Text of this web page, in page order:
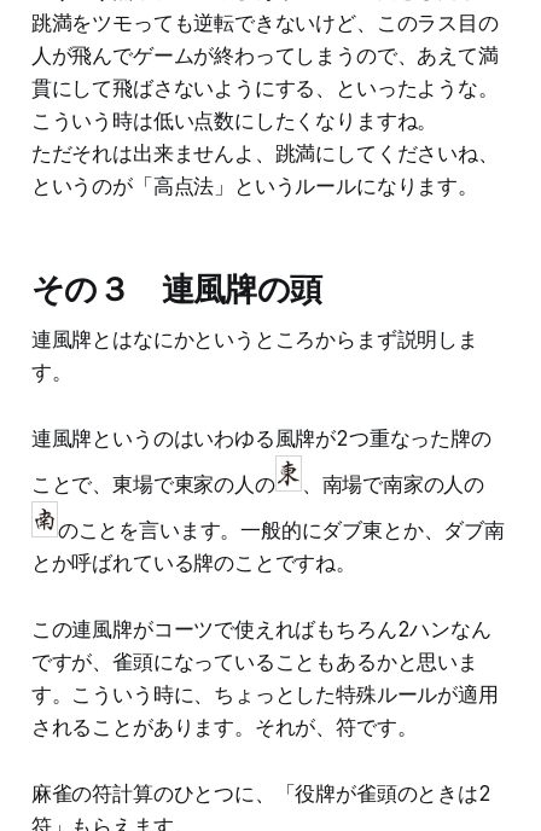
跳満をツモっても逆転できないけど、このラス目の
人が飛んでゲームが終わってしまうので、あえて満
貫にして飛ばさないようにする、といったような。
こういう時は低い点数にしたくなりますね。
ただそれは出来ませんよ、跳満にしてくださいね、
というのが「高点法」というルールになります。
その３ 連風牌の頭
連風牌とはなにかというところからまず説明しま
す。
連風牌というのはいわゆる風牌が2つ重なった牌の
ことで、東場で東家の人の
、南場で南家の人の
のことを言います。一般的にダブ東とか、ダブ南
とか呼ばれている牌のことですね。
この連風牌がコーツで使えればもちろん2ハンなん
ですが、雀頭になっていることもあるかと思いま
す。こういう時に、ちょっとした特殊ルールが適用
されることがあります。それが、符です。
麻雀の符計算のひとつに、「役牌が雀頭のときは2